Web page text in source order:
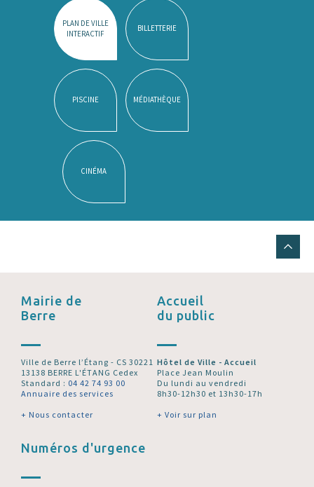
PLAN DE VILLE
INTERACTIF
BILLETTERIE
PISCINE MÉDIATHÈQUE
CINÉMA
Mairie de
Berre
Ville de Berre l’Étang - CS 30221
13138 BERRE L'ÉTANG Cedex
Standard : 04 42 74 93 00
Annuaire des services
+ Nous contacter
Accueil
du public
Hôtel de Ville - Accueil
Place Jean Moulin
Du lundi au vendredi
8h30-12h30 et 13h30-17h
+ Voir sur plan
Numéros d'urgence